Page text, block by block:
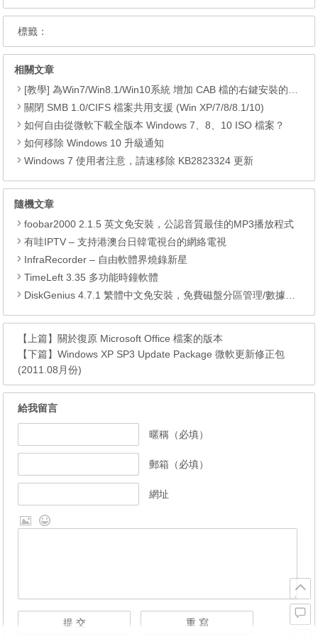
標籤：
相關文章
[教學] 為Win7/Win8.1/Win10系統 增加 CAB 檔的右鍵安裝的功能
關閉 SMB 1.0/CIFS 檔案共用支援 (Win XP/7/8/8.1/10)
如何自由從微軟下載全版本 Windows 7、8、10 ISO 檔案？
如何移除 Windows 10 升級通知
Windows 7 使用者注意，請速移除 KB2823324 更新
隨機文章
foobar2000 2.1.5 英文免安裝，公認音質最佳的MP3播放程式
有哇IPTV – 支持港澳台日韓電視台的網絡電視
InfraRecorder – 自由軟體界燒錄新星
TimeLeft 3.35 多功能時鐘軟體
DiskGenius 4.7.1 繁體中文免安裝，免費磁盤分區管理/數據恢復/DOS版
【上篇】 關於復原 Microsoft Office 檔案的版本
【下篇】Windows XP SP3 Update Package 微軟更新修正包
(2011.08月份)
給我留言
暱稱（必填）
郵箱（必填）
網址